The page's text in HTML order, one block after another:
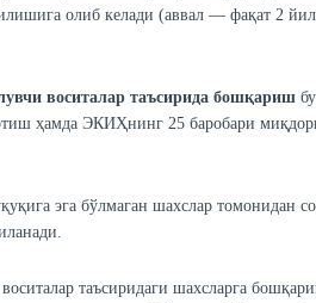
олиб келади (аввал — фақат 2 йил
воситалар таъсирида бошқариш
ҳамда ЭКИҲнинг 25 баробари
эга бўлмаган шахслар томонидан
таъсиридаги шахсларга